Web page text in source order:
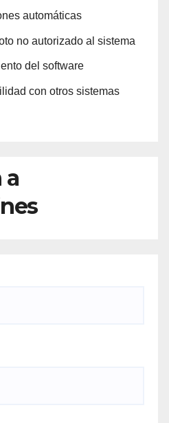
automáticas
no autorizado al sistema
del software
con otros sistemas
a